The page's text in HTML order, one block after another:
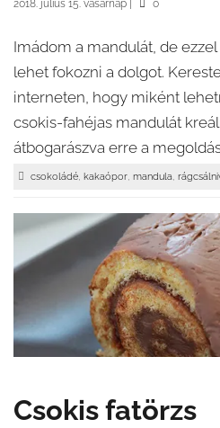
2018. július 15. vasárnap 0
Imádom a mandulát, de
lehet fokozni a dolgot.
interneten, hogy miként
csokis-fahéjas mandulát
átbogarászva erre a
csokoládé, kakaópor, mandula,
Csokis fatörzs